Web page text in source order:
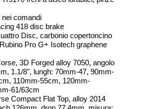
comandi
418 disc brake
Disc, carbonio copertoncino
Pro G+ Isotech graphene
3D Forged alloy 7050, angolo
1.1/8", lungh: 70mm-47, 90mm-
110mm-55cm, 120mm-
61/63cm
Compact Flat Top, alloy 2014